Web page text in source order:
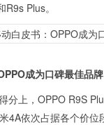
Plus。
成为口碑最佳品牌
分上，OPPO R9S
4A依次占据各个价位